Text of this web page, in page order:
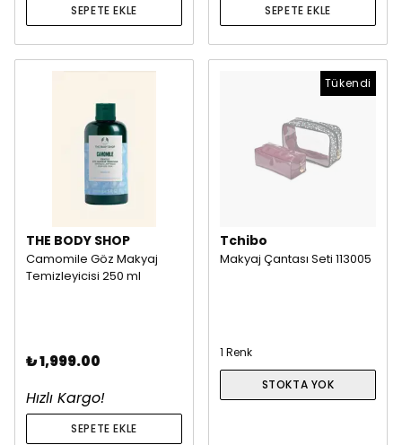
SEPETE EKLE SEPETE EKLE
THE BODY SHOP
Camomile Göz Makyaj
Temizleyicisi 250 ml
₺ 1,999.00
Hızlı Kargo!
SEPETE EKLE
Tükendi
Tchibo
Makyaj Çantası Seti 113005
1 Renk
STOKTA YOK